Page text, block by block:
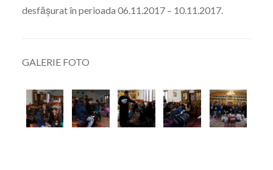
desfășurat în perioada 06.11.2017 – 10.11.2017.
GALERIE FOTO